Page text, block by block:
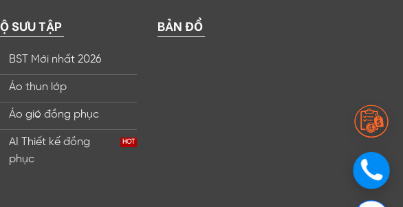
SƯU TẬP
BST Mới nhất 2026
Áo thun lớp
Áo gió đồng phục
AI Thiết kế đồng
phục
BẢN ĐỒ